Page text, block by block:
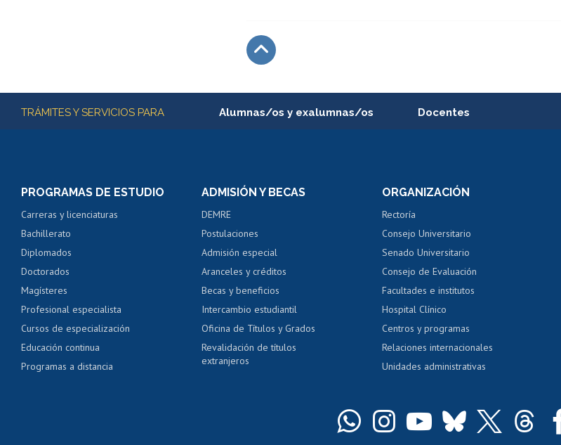
Más información
TRÁMITES Y SERVICIOS PARA Alumnas/os y exalumnas/os
Consulta y certificado de notas
Servicio médico y dental
Pago de arancel y crédito alumnos
Pago de arancel y crédito exalumnos
Certificado de títulos y grados
Docentes
Perfeccionamiento
Evaluación docente
Calificación académica
Postulación al AUCAI
PROGRAMAS DE ESTUDIO
Carreras y licenciaturas
Bachillerato
Diplomados
Doctorados
Magísteres
Profesional especialista
Cursos de especialización
Educación continua
Programas a distancia
ADMISIÓN Y BECAS
DEMRE
Postulaciones
Admisión especial
Aranceles y créditos
Becas y beneficios
Intercambio estudiantil
Oficina de Títulos y Grados
Revalidación de títulos
extranjeros
ORGANIZACIÓN
Rectoría
Consejo Universitario
Senado Universitario
Consejo de Evaluación
Facultades e institutos
Hospital Clínico
Centros y programas
Relaciones internacionales
Unidades administrativas